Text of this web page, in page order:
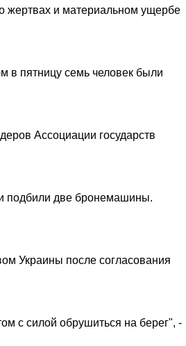
жертвах и материальном ущербе
в пятницу семь человек были
Ассоциации государств
подбили две бронемашины.
Украины после согласования
с силой обрушиться на берег", -